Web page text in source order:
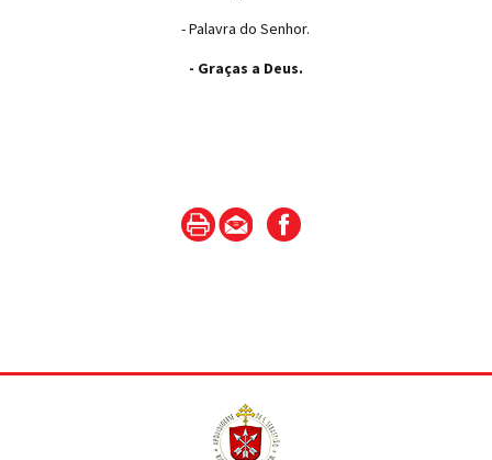
- Palavra do Senhor.
- Graças a Deus.